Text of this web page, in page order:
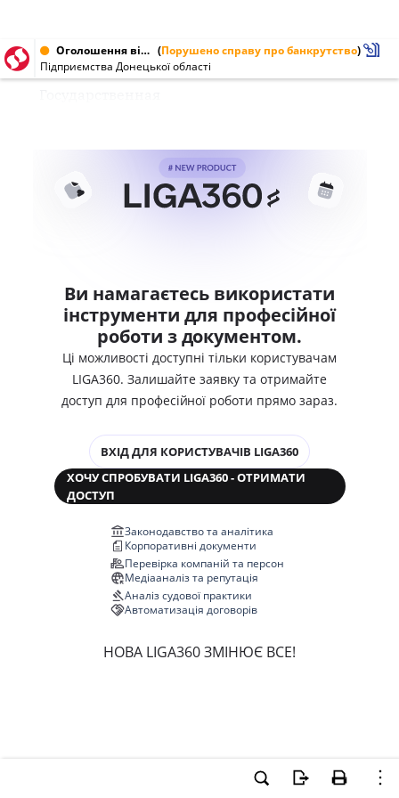
Оголошення від 09.08.2000 № 24164249, 2341747 (Порушено справу про банкрутство)
Підприємства Донецької області
Ви намагаєтесь використати
інструменти для професійної
роботи з документом.
Ці можливості доступні тільки користувачам
LIGA360. Залишайте заявку та отримайте
доступ для професійної роботи прямо зараз.
ВХІД ДЛЯ КОРИСТУВАЧІВ LIGA360
ХОЧУ СПРОБУВАТИ LIGA360 - ОТРИМАТИ
ДОСТУП
Законодавство та аналітика
Корпоративні документи
Перевірка компаній та персон
Медіааналіз та репутація
Аналіз судової практики
Автоматизація договорів
НОВА LIGA360 ЗМІНЮЄ ВСЕ!